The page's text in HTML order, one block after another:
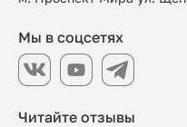
Читайте отзывы
Мы в соцсетях